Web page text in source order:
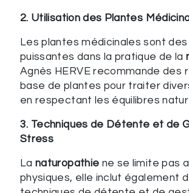
2. Utilisation des Plantes
Les plantes médicinales sont des
puissantes dans la pratique de la
Agnès HERVE recommande des
base de plantes pour traiter
en respectant les équilibres
3. Techniques de Détente et de
Stress
Lanaturopathie ne se limite pas
physiques, elle inclut également